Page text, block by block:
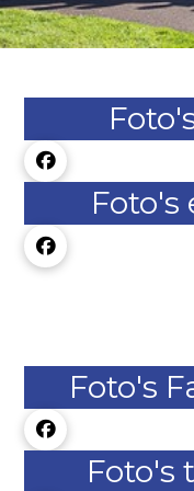
Foto's
Foto's
Foto's